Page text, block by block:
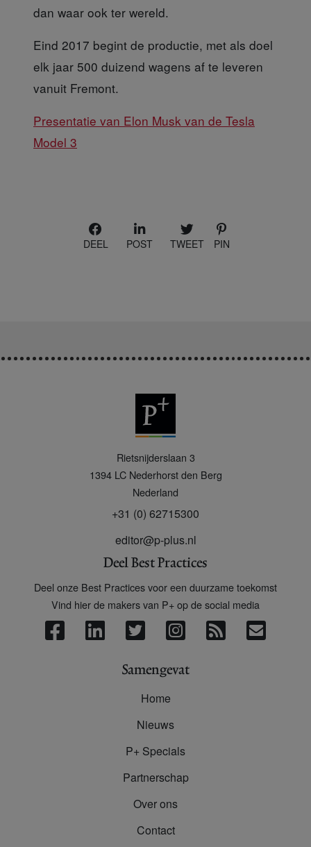
dan waar ook ter wereld.
Eind 2017 begint de productie, met als doel
elk jaar 500 duizend wagens af te leveren
vanuit Fremont.
Presentatie van Elon Musk van de Tesla
Model 3
DEEL POST TWEET PIN
Rietsnijderslaan 3
1394 LC Nederhorst den Berg
Nederland
+31 (0) 62715300
editor@p-plus.nl
Deel Best Practices
Deel onze Best Practices voor een duurzame toekomst
Vind hier de makers van P+ op de social media
Samengevat
Home
Nieuws
P+ Specials
Partnerschap
Over ons
Contact